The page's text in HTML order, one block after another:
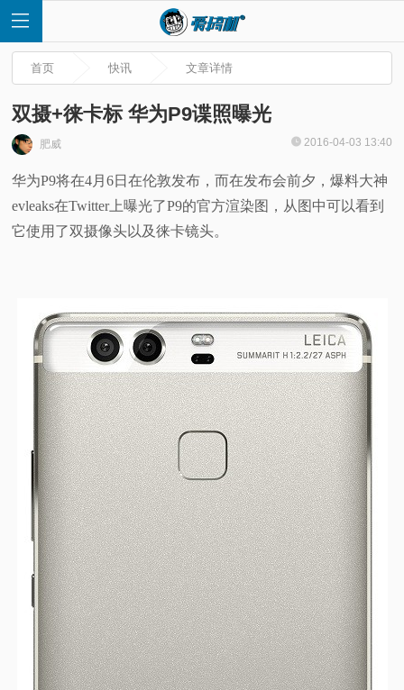
页
首页 快讯 文章详情
双摄+徕卡标 华为P9谍照曝光
肥威 2016-04-03 13:40
华为P9将在4月6日在伦敦发布，而在发布会前夕，爆料大神
evleaks在Twitter上曝光了P9的官方渲染图，从图中可以看到
它使用了双摄像头以及徕卡镜头。